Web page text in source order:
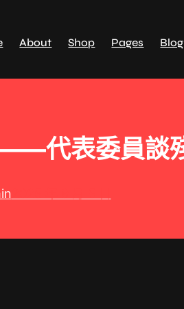
About Shop Pages Blog
代表委員談